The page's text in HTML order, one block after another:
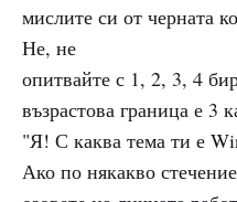
мислите си от черната
Не, не
опитвайте с 1, 2, 3, 4
възрастова граница е 3
"Я! С каква тема ти е
Ако по някакво